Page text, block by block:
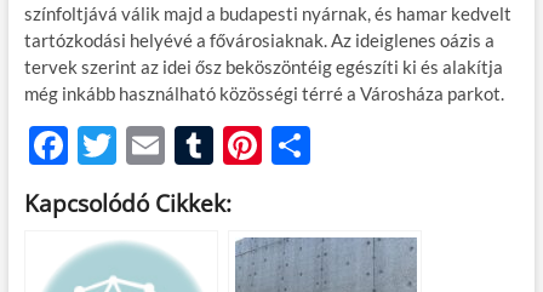
színfoltjává válik majd a budapesti nyárnak, és hamar kedvelt
tartózkodási helyévé a fővárosiaknak. Az ideiglenes oázis a
tervek szerint az idei ősz beköszöntéig egészíti ki és alakítja
még inkább használható közösségi térré a Városháza parkot.
F
ac
e
b
T
w
itt
er
E
m
ail
T
u
m
bl
Pi
es
O
m
Kapcsolódó Cikkek: